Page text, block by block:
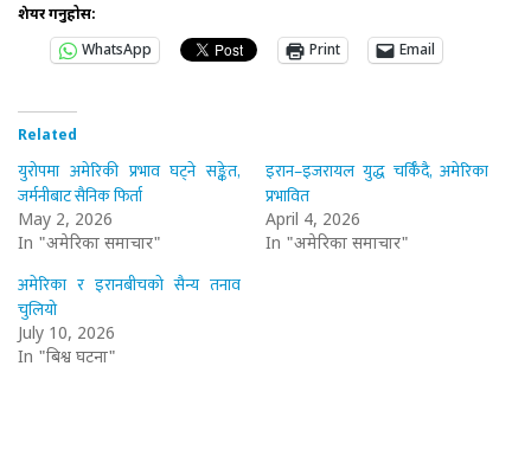
शेयर गर्नुहोस:
WhatsApp
Print Email
Related
युरोपमा अमेरिकी प्रभाव घट्ने सङ्केत,
जर्मनीबाट सैनिक फिर्ता
May 2, 2026
In "अमेरिका समाचार"
इरान–इजरायल युद्ध चर्किँदै, अमेरिका
प्रभावित
April 4, 2026
In "अमेरिका समाचार"
अमेरिका र इरानबीचको सैन्य तनाव
चुलियो
July 10, 2026
In "बिश्व घटना"